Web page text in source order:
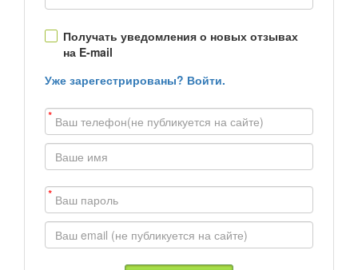
Получать уведомления о новых отзывах
на E-mail
Уже зарегестрированы? Войти.
*
*